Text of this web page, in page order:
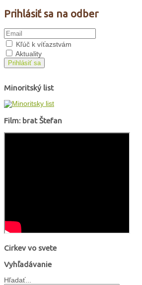
Prihlásiť sa na odber
Kľúč k víťazstvám
Aktuality
Prihlásiť sa
Minoritský list
Film: brat Štefan
Cirkev vo svete
Vyhľadávanie
Hľadať...